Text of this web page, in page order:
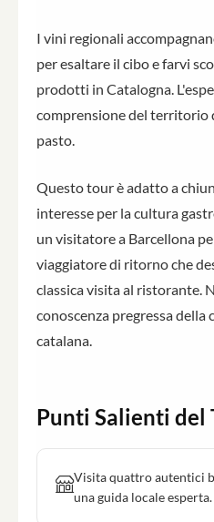
I vini regionali
per esaltare il cibo e farvi
prodotti in Catalogna.
comprensione del territorio
pasto.
Questo tour è adatto a
interesse per la cultura
un visitatore a Barcellona
viaggiatore di ritorno che
classica visita al ristorante.
conoscenza pregressa della
catalana.
Punti Salienti del
Visita quattro autentici
una guida locale esperta.